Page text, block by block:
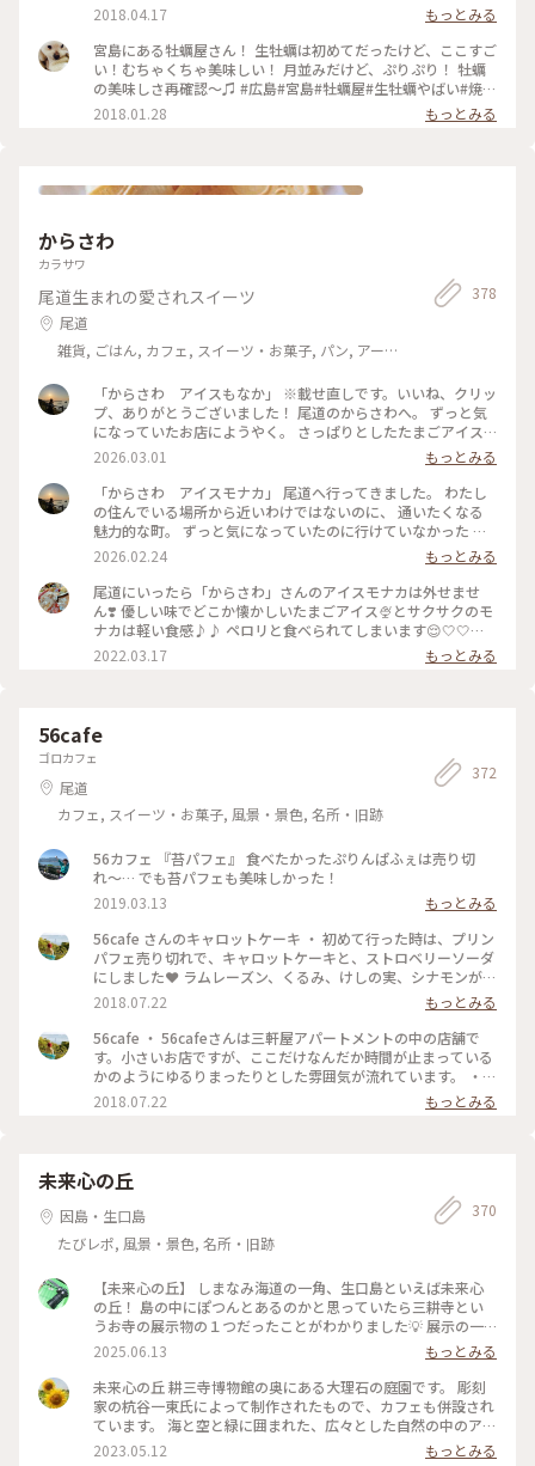
2018.04.17
もっとみる
宮島にある牡蠣屋さん！ 生牡蠣は初めてだったけど、ここすご
い！むちゃくちゃ美味しい！ 月並みだけど、ぷりぷり！ 牡蠣
の美味しさ再確認〜♫ #広島#宮島#牡蠣屋#生牡蠣やばい#焼き
牡蠣もやばい#お金いくらあっても足りない#旬
2018.01.28 もっとみる
からさわ
カラサワ
尾道生まれの愛されスイーツ
尾道
雑貨, ごはん, カフェ, スイーツ・お菓子, パン, アー
跡, ホテル・宿, おみやげ
378
「からさわ アイスもなか」 ※載せ直しです。いいね、クリッ
プ、ありがとうございました！ 尾道のからさわへ。 ずっと気
になっていたお店にようやく。 さっぱりとしたたまごアイス
をパリパリのもなかで挟んでありとってもおいしい！ 暖かい
日だったので、すぐ近くの港で食べました✨ #からさわ #尾道
2026.03.01
もっとみる
「からさわ アイスモナカ」 尾道へ行ってきました。 わたし
の住んでいる場所から近いわけではないのに、 通いたくなる
魅力的な町。 ずっと気になっていたのに行けていなかった か
らさわへ行ってきました。 サッパリ系のたまごアイスがおい
しい！ もなかもパリパリ！ いつもたくさんのお客さんがおら
れますが 納得の美味しさでした♪
2026.02.24
もっとみる
尾道にいったら「からさわ」さんのアイスモナカは外せませ
ん❣️ 優しい味でどこか懐かしいたまごアイス🍨とサクサクのモ
ナカは軽い食感♪♪ ペロリと食べられてしまいます😌🤍🤍🤍 #
ヒーリング旅 #広島 #尾道 #アイス
2022.03.17 もっとみる
56cafe
ゴロカフェ
尾道
カフェ, スイーツ・お菓子, 風景・景色, 名所・旧跡
372
56カフェ 『苔パフェ』 食べたかったぷりんぱふぇは売り切
れ〜… でも苔パフェも美味しかった！
2019.03.13
もっとみる
56cafe さんのキャロットケーキ ・ 初めて行った時は、プリン
パフェ売り切れで、キャロットケーキと、ストロベリーソーダ
にしました❤️ ラムレーズン、くるみ、けしの実、シナモンが入
っていて、チーズクリームが絶妙にマッチ❤️キャロットケーキ
もかなりオススメです(≧∀≦)このケーキを食べれてよかった
✨ ・ 他にメニューはラムレーズンのチーズケーキ(お酒強め)
や、ラム酒アイスの大人パフェもラムレーズン好きとしてはか
なり気になりましたが、妊婦のため我慢しました💦 苔パフェ
も人気です✨美味しそうなスイーツいっぱいで迷う事間違いな
しです(≧∀≦) ・ #56cafe #カフェ部 #広島県 #尾道 #ことり
2018.07.22
もっとみる
56cafe ・ 56cafeさんは三軒屋アパートメントの中の店舗で
す。小さいお店ですが、ここだけなんだか時間が止まっている
かのようにゆるりまったりとした雰囲気が流れています。 ・
他に、尾道レコードさんや、ほぐしサロン、卓球天狗プレイ
場、古物屋さんなどの店舗が入ってます。 散策するのも楽しか
夏色さがし
2018.07.22 もっとみる
未来心の丘
因島・生口島
たびレポ, 風景・景色, 名所・旧跡
370
【未来心の丘】 しまなみ海道の一角、生口島といえば未来心
の丘！ 島の中にぽつんとあるのかと思っていたら三耕寺とい
うお寺の展示物の１つだったことがわかりました💡 展示の一
番奥、階段を登った先にあります。エレベーターでスキップ
可、登った先にはカフェや椅子もあるので休憩可能。 丘の上
にある真っ白な空間、素敵すぎる📷✨ しまなみ海道の島々も眺
めることができて青空がとてもよく似合う場所でした。 #尾道
#生口島 #しまなみ海道 #フォトスポット #白 #丘の上の絶景 #
2025.06.13
もっとみる
未来心の丘 耕三寺博物館の奥にある大理石の庭園です。 彫刻
家の杭谷一東氏によって制作されたもので、カフェも併設され
ています。 海と空と緑に囲まれた、広々とした自然の中のアー
ト。 触れたり登ったり、自由に楽しめます😊 この日は曇って
2023.05.12 もっとみる